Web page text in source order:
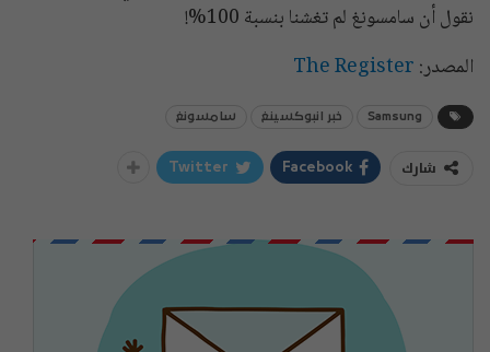
نقول أن سامسونغ لم تغشنا بنسبة 100%!
المصدر: The Register
Samsung خبر انبوكسينغ سامسونغ
شارك Facebook
Twitter